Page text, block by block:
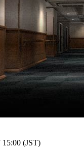
15:00 (JST)